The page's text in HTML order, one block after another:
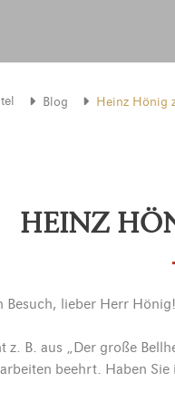
Blog Heinz Hönig
HEINZ
Besuch, lieber Herr Hönig!
z. B. aus „Der große
beehrt. Haben